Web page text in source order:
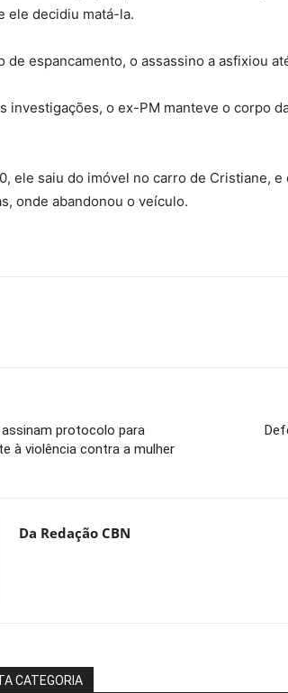
ele decidiu matá-la.
de espancamento, o assassino a asfixiou
investigações, o ex-PM manteve o corpo
ele saiu do imóvel no carro de Cristiane,
onde abandonou o veículo.
assinam protocolo para
à violência contra a mulher
Da Redação CBN
CATEGORIA